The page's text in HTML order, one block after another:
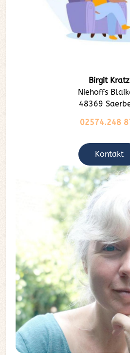
Birgit Kratz
Niehoffs
48369
02574.248
Kontakt